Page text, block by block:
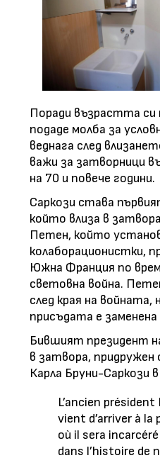
Поради възрастта си
подаде молба за
веднага след
важи за затворници
на 70 и повече години.
Саркози става
който влиза в
Петен, който
колаборационистки,
Южна Франция по
световна война.
след края на войната,
присъдата е
Бившият президент
в затвора,
Карла Бруни-Саркози
L’ancien
vient d’arriver à la
où il sera
dans l’histoire de